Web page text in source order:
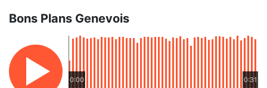
Bons Plans Genevois
0:00 0:31